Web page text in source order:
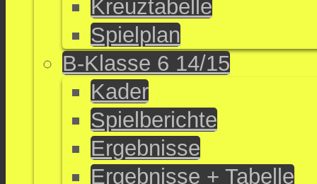
Kreuztabelle
Spielplan
B-Klasse 6 14/15
Kader
Spielberichte
Ergebnisse
Ergebnisse + Tabelle